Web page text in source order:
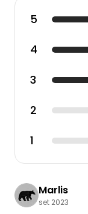
5
4
3
2
1
Marlis
set 2023